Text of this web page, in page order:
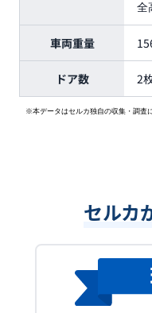
全
車両重量
ドア数 2
※本データはセルカ独自の収集・調査
セルカ